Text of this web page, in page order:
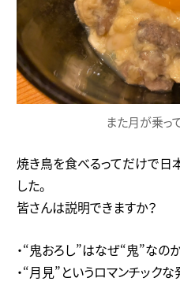
また月が乗っ
焼き鳥を食べるってだけで
した。
皆さんは説明できますか？
・“鬼おろし”はなぜ“鬼”なの
・“月見”というロマンチックな